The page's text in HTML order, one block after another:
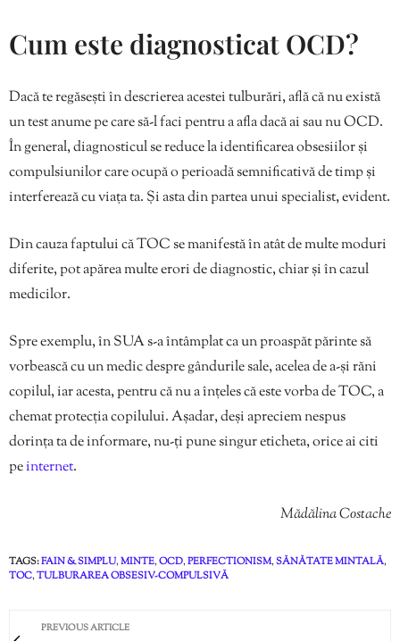
Cum este diagnosticat OCD?
Dacă te regăsești în descrierea acestei tulburări, află că nu există
un test anume pe care să-l faci pentru a afla dacă ai sau nu OCD.
În general, diagnosticul se reduce la identificarea obsesiilor și
compulsiunilor care ocupă o perioadă semnificativă de timp și
interferează cu viața ta. Și asta din partea unui specialist, evident.
Din cauza faptului că TOC se manifestă în atât de multe moduri
diferite, pot apărea multe erori de diagnostic, chiar și în cazul
medicilor.
Spre exemplu, în SUA s-a întâmplat ca un proaspăt părinte să
vorbească cu un medic despre gândurile sale, acelea de a-și răni
copilul, iar acesta, pentru că nu a înțeles că este vorba de TOC, a
chemat protecția copilului. Așadar, deși apreciem nespus
dorința ta de informare, nu-ți pune singur eticheta, orice ai citi
peinternet.
Mădălina Costache
TAGS:FAIN & SIMPLU,MINTE,OCD,PERFECTIONISM,SĂNĂTATE MINTALĂ,
TOC,TULBURAREA OBSESIV-COMPULSIVĂ
PREVIOUS ARTICLE